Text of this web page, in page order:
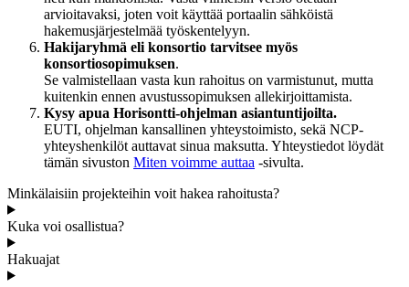
arvioitavaksi, joten voit käyttää portaalin sähköistä
hakemusjärjestelmää työskentelyyn.
Hakijaryhmä eli konsortio tarvitsee myös
konsortiosopimuksen.
Se valmistellaan vasta kun rahoitus on varmistunut, mutta
kuitenkin ennen avustussopimuksen allekirjoittamista.
Kysy apua Horisontti-ohjelman asiantuntijoilta.
EUTI, ohjelman kansallinen yhteystoimisto, sekä NCP-
yhteyshenkilöt auttavat sinua maksutta. Yhteystiedot löydät
tämän sivuston Miten voimme auttaa -sivulta.
Minkälaisiin projekteihin voit hakea rahoitusta?
Kuka voi osallistua?
Hakuajat